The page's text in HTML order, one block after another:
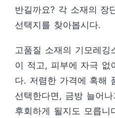
반길까요? 각 소재의 장
선택지를 찾아봅시다.
고품질 소재의 기모레깅
이 적고, 피부에 자극 없
다. 저렴한 가격에 혹해
선택한다면, 금방 늘어
후회하게 될지도 모릅니